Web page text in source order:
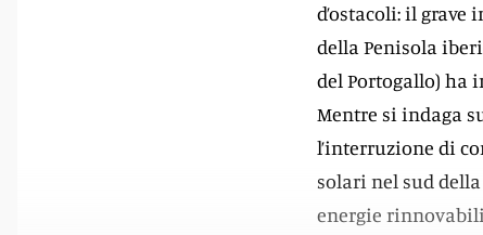
d’ostacoli: il
della Penisola
del Portogallo)
Mentre si indaga
l’interruzione di
solari nel sud
energie